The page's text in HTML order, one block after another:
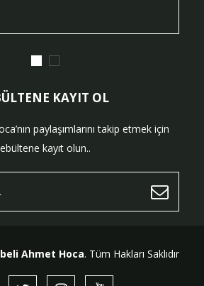
KAYIT OL
paylaşımlarını takip etmek için
ebültene kayıt olun..
Ahmet Hoca. Tüm Hakları Saklıdır